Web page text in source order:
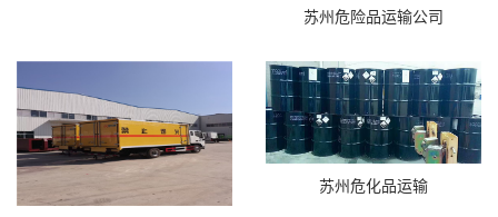
苏州危险品运输公司
苏州危化品运输